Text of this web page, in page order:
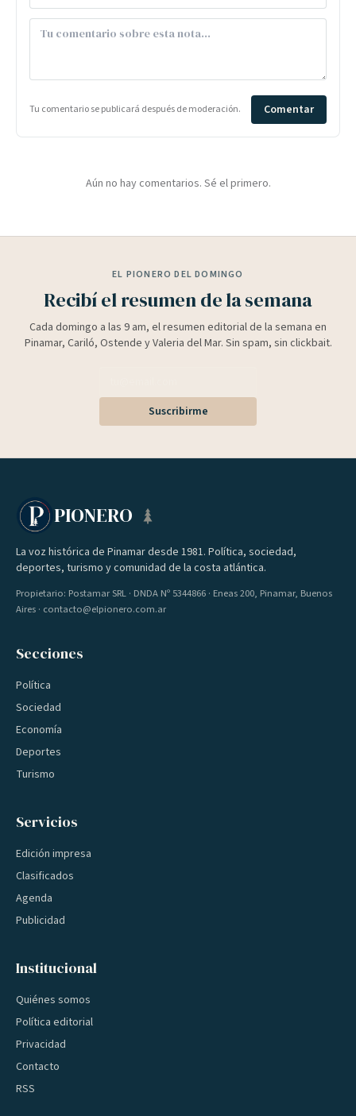
Tu comentario se publicará después de moderación. Comentar
Aún no hay comentarios. Sé el primero.
EL PIONERO DEL DOMINGO
Recibí el resumen de la semana
Cada domingo a las 9 am, el resumen editorial de la semana en
Pinamar, Cariló, Ostende y Valeria del Mar. Sin spam, sin clickbait.
Suscribirme
PIONERO
La voz histórica de Pinamar desde 1981. Política, sociedad,
deportes, turismo y comunidad de la costa atlántica.
Propietario: Postamar SRL · DNDA Nº 5344866 · Eneas 200, Pinamar, Buenos
Aires · contacto@elpionero.com.ar
Secciones
Política
Sociedad
Economía
Deportes
Turismo
Servicios
Edición impresa
Clasificados
Agenda
Publicidad
Institucional
Quiénes somos
Política editorial
Privacidad
Contacto
RSS